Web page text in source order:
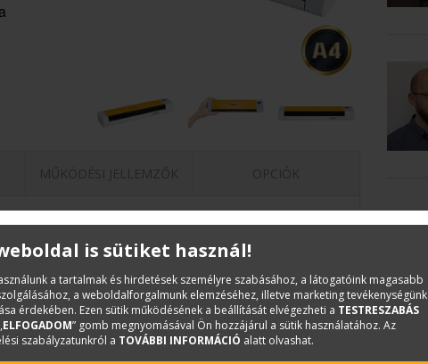
úton lévőknek
alatt (A4, színes, 300 dpi)
is sütiket használ!
a tartalmak és hirdetések személyre szabásához, a látogatóink magasabb
a weboldalforgalmunk elemzéséhez, illetve marketing tevékenységünk
érdekében. Ezen sütik működésének a beállítását elvégezheti a TESTRESZABÁS
ELFOGADOM” gomb megnyomásával Ön hozzájárul a sütik használatához. Az
szabályzatunkról a TOVÁBBI INFORMÁCIÓ alatt olvashat.